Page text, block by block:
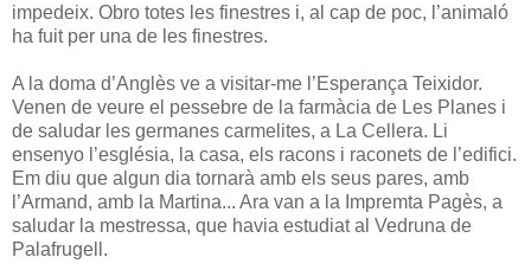
impedeix. Obro totes les finestres i, al cap de poc, l’animaló
ha fuit per una de les finestres.
A la doma d’Anglès ve a visitar-me l’Esperança Teixidor.
Venen de veure el pessebre de la farmàcia de Les Planes i
de saludar les germanes carmelites, a La Cellera. Li
ensenyo l’església, la casa, els racons i raconets de l’edifici.
Em diu que algun dia tornarà amb els seus pares, amb
l’Armand, amb la Martina... Ara van a la Impremta Pagès, a
saludar la mestressa, que havia estudiat al Vedruna de
Palafrugell.